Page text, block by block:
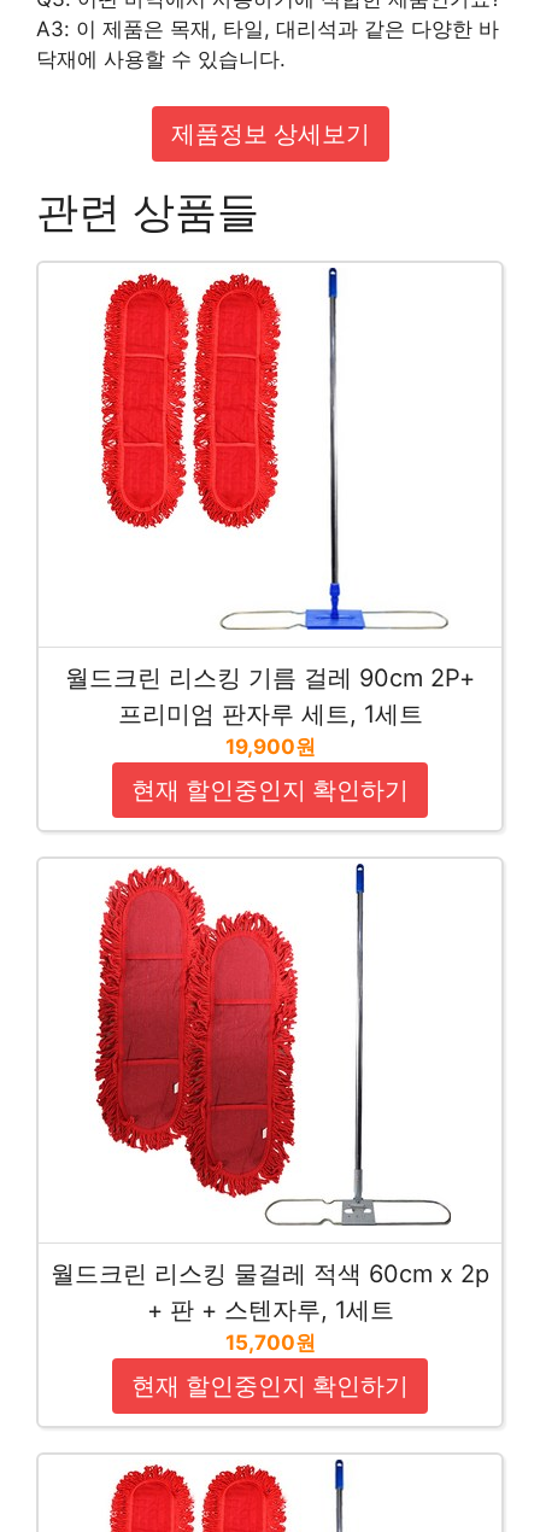
A3: 이 제품은 목재, 타일, 대리석과 같은 다양한 바
닥재에 사용할 수 있습니다.
제품정보 상세보기
관련 상품들
월드크린 리스킹 기름 걸레 90cm 2P+
프리미엄 판자루 세트, 1세트
19,900원
현재 할인중인지 확인하기
월드크린 리스킹 물걸레 적색 60cm x 2p
+ 판 + 스텐자루, 1세트
15,700원
현재 할인중인지 확인하기